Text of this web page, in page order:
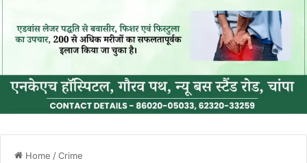
Home /Crime